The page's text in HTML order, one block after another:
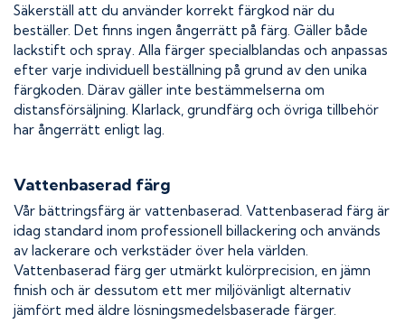
Säkerställ att du använder korrekt färgkod när du
beställer. Det finns ingen ångerrätt på färg. Gäller både
lackstift och spray. Alla färger specialblandas och anpassas
efter varje individuell beställning på grund av den unika
färgkoden. Därav gäller inte bestämmelserna om
distansförsäljning. Klarlack, grundfärg och övriga tillbehör
har ångerrätt enligt lag.
Vattenbaserad färg
Vår bättringsfärg är vattenbaserad. Vattenbaserad färg är
idag standard inom professionell billackering och används
av lackerare och verkstäder över hela världen.
Vattenbaserad färg ger utmärkt kulörprecision, en jämn
finish och är dessutom ett mer miljövänligt alternativ
jämfört med äldre lösningsmedelsbaserade färger.